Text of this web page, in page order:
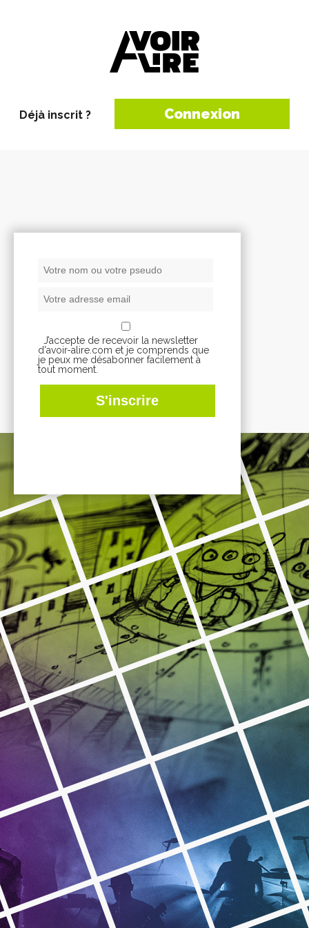
Déjà inscrit ? Connexion
J’accepte de recevoir la newsletter
d'avoir-alire.com et je comprends que
je peux me désabonner facilement à
tout moment.